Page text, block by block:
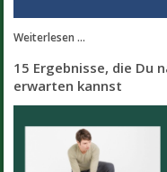
Weiterlesen ...
15 Ergebnisse, die Du
erwarten kannst